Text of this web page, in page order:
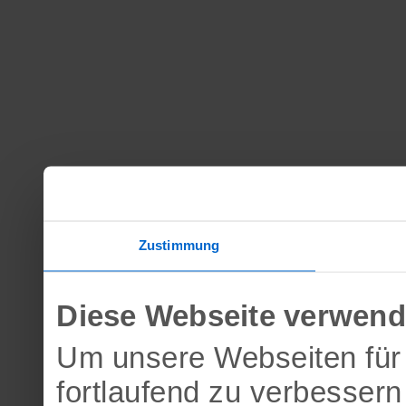
Zustimmung
Diese Webseite
Um unsere Webseiten
fortlaufend zu